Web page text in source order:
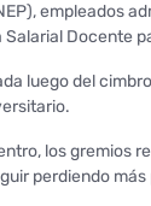
empleados
Docente
luego del
los gremios
perdiendo